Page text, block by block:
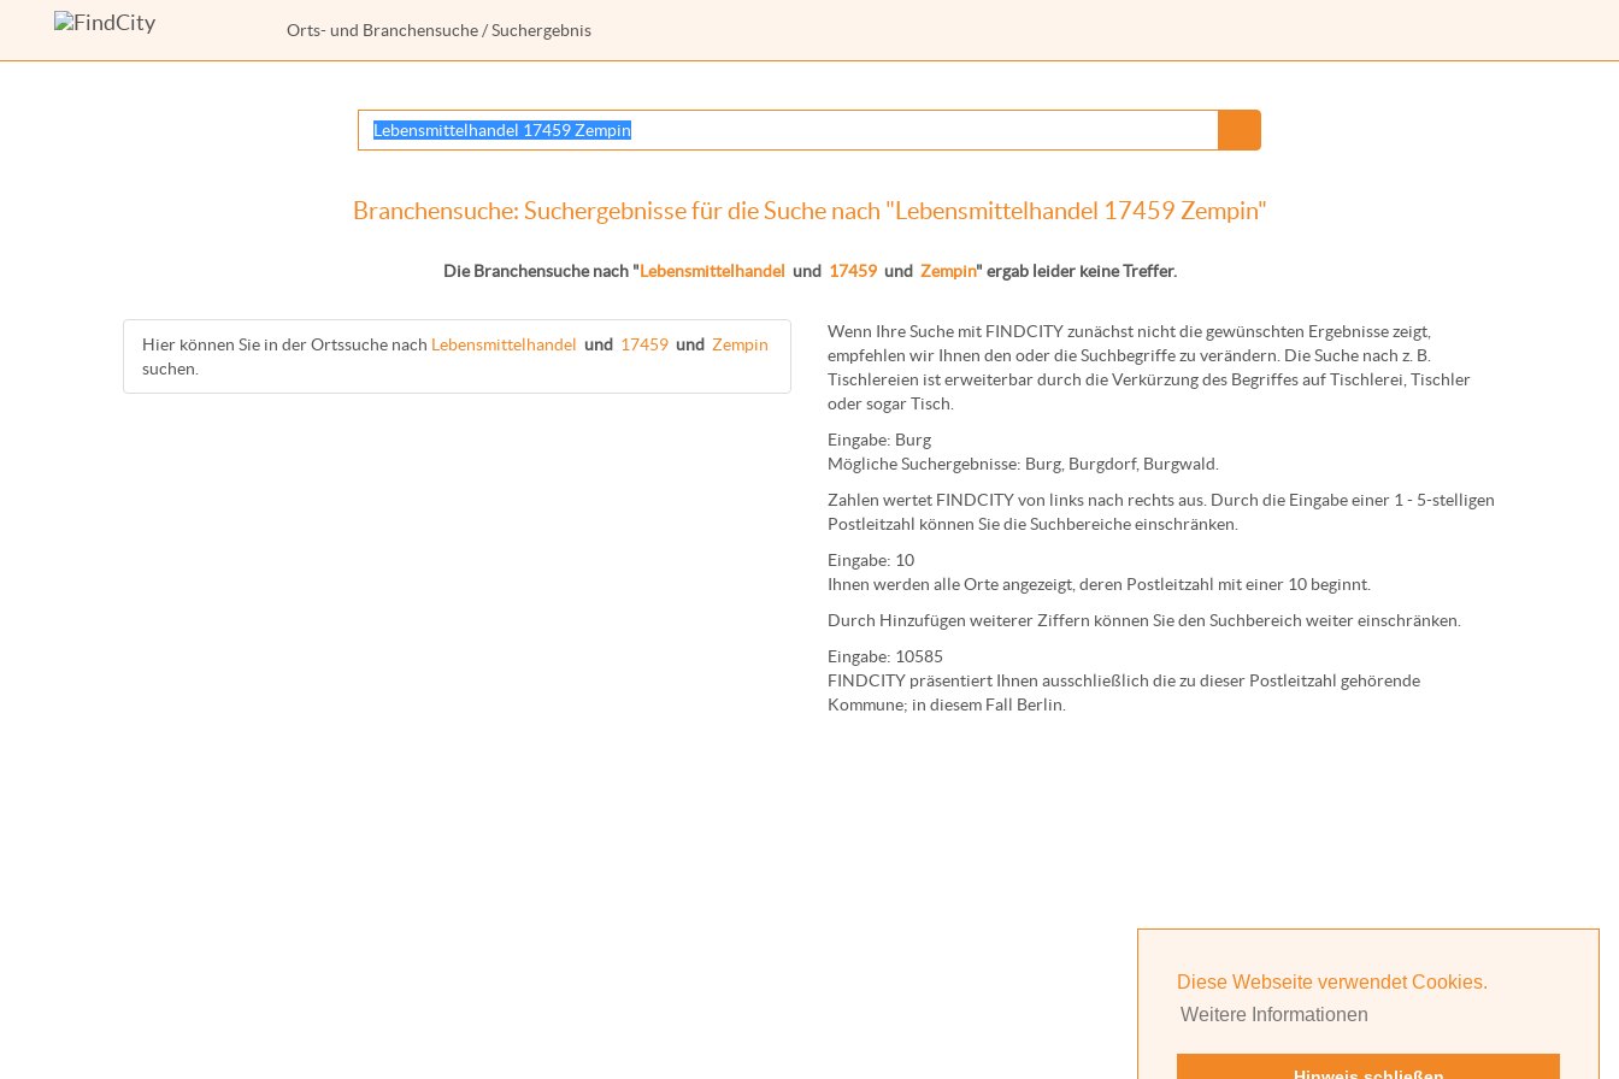
Diese Webseite verwendet Cookies.
Weitere Informationen
Orts- und Branchensuche / Suchergebnis
Branchensuche: Suchergebnisse für die Suche nach "Lebensmittelhandel 17459 Zempin"
Die Branchensuche nach "Lebensmittelhandel und 17459 und Zempin" ergab leider keine Treffer.
Hier können Sie in der Ortssuche nach Lebensmittelhandel und 17459 und Zempin
suchen.
Wenn Ihre Suche mit FINDCITY zunächst nicht die gewünschten Ergebnisse zeigt,
empfehlen wir Ihnen den oder die Suchbegriffe zu verändern. Die Suche nach z. B.
Tischlereien ist erweiterbar durch die Verkürzung des Begriffes aufTischlerei Tischler
oder sogarTisch
Eingabe: Burg
Mögliche Suchergebnisse: Burg Burgdorf, Burgwald.
Zahlen wertet FINDCITY von links nach rechts aus. Durch die Eingabe einer 1 - 5-stelligen
Postleitzahl können Sie die Suchbereiche einschränken.
Eingabe: 10
Ihnen werden alle Orteangezeigt, deren Postleitzahl mit einer 10 beginnt.
Durch Hinzufügen weiterer Ziffern können Sie den Suchbereich weiter einschränken.
Eingabe: 10585
FINDCITY präsentiert Ihnen ausschließlich die zu dieser Postleitzahl gehörende
Kommune; in diesem Fall Berlin.